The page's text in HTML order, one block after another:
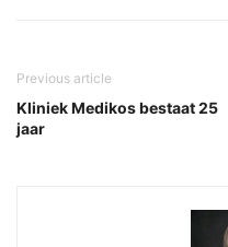
Previous article
Kliniek Medikos bestaat 25
jaar